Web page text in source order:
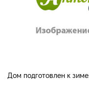
Дом подготовлен к зиме.